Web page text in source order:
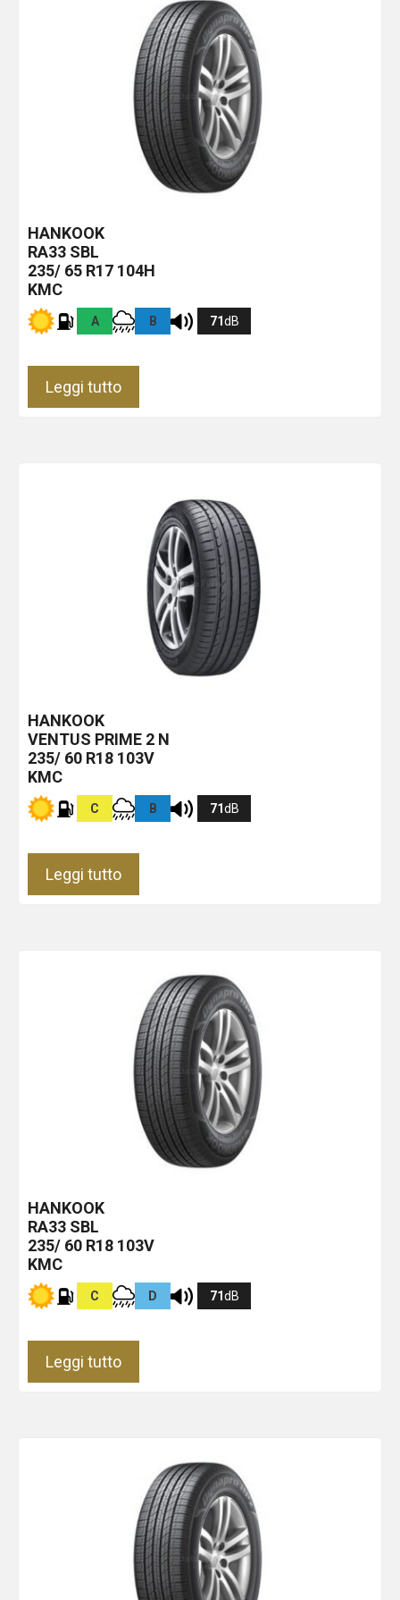
HANKOOK
RA33 SBL
235/ 65 R17 104H
KMC
A B 71dB
Leggi tutto
HANKOOK
VENTUS PRIME 2 N
235/ 60 R18 103V
KMC
C B 71dB
Leggi tutto
HANKOOK
RA33 SBL
235/ 60 R18 103V
KMC
C D 71dB
Leggi tutto